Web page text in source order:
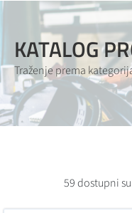
KATALOG
Traženje prema
59 dostupni